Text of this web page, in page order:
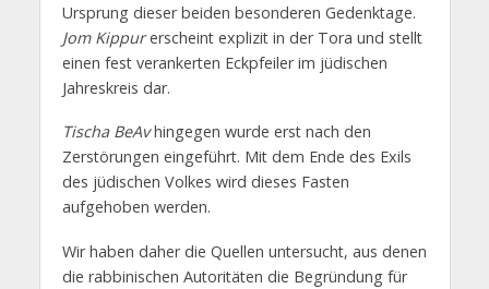
Ursprung dieser beiden besonderen Gedenktage.
Jom Kippurerscheint explizit in der Tora und stellt
einen fest verankerten Eckpfeiler im jüdischen
Jahreskreis dar.
Tischa BeAvhingegen wurde erst nach den
Zerstörungen eingeführt. Mit dem Ende des Exils
des jüdischen Volkes wird dieses Fasten
aufgehoben werden.
Wir haben daher die Quellen untersucht, aus denen
die rabbinischen Autoritäten die Begründung für